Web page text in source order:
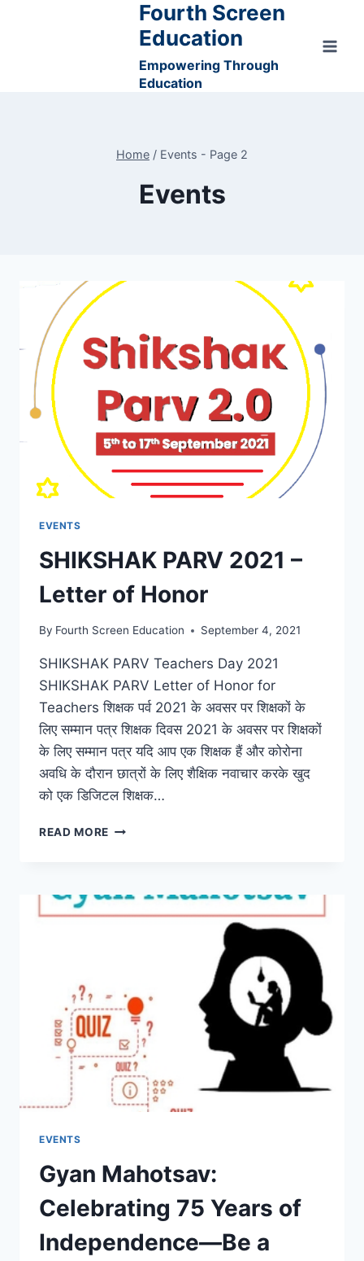
Fourth Screen
Education
Empowering Through
Education
Home / Events - Page 2
Events
EVENTS
SHIKSHAK PARV 2021 –
Letter of Honor
By Fourth Screen Education September 4, 2021
SHIKSHAK PARV Teachers Day 2021
SHIKSHAK PARV Letter of Honor for
Teachers शिक्षक पर्व 2021 के अवसर पर शिक्षकों के
लिए सम्मान पत्र शिक्षक दिवस 2021 के अवसर पर शिक्षकों
के लिए सम्मान पत्र यदि आप एक शिक्षक हैं और कोरोना
अवधि के दौरान छात्रों के लिए शैक्षिक नवाचार करके खुद
को एक डिजिटल शिक्षक…
READ MORE SHIKSHAK
LETTER
OF
EVENTS
Gyan Mahotsav:
Celebrating 75 Years of
Independence—Be a